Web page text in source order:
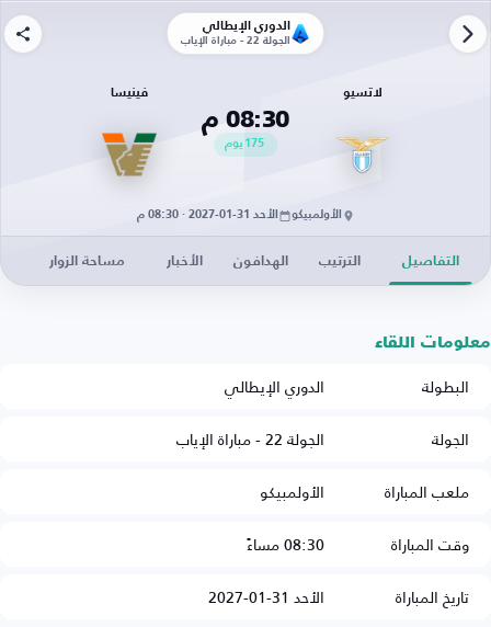
الدوري الإيطالي
الجولة 22 - مباراة الإياب
لاتسيو
08:30 م
175 يوم
فينيسا
الأولمبيكو الأحد 31-01-2027 · 08:30 م
التفاصيل الترتيب الهدافون الأخبار مساحة الزوار
معلومات اللقاء
البطولة
الدوري الإيطالي
الجولة
الجولة 22 - مباراة الإياب
ملعب المباراة
الأولمبيكو
وقت المباراة
08:30 مساءً
تاريخ المباراة
الأحد 31-01-2027